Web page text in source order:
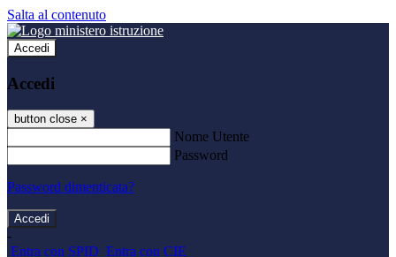
Salta al contenuto
Accedi
Accedi
button close ×
Nome Utente
Password
Password dimenticata?
-
Entra con SPID Entra con CIE